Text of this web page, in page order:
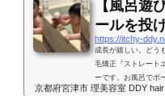
【風呂遊
ールを投
https://itchy-
成長が嬉しい。どう
毛矯正『ストレート
ーです。お風呂でボ
お風呂に入ってる時
京都府宮津市 理美容室 DDY